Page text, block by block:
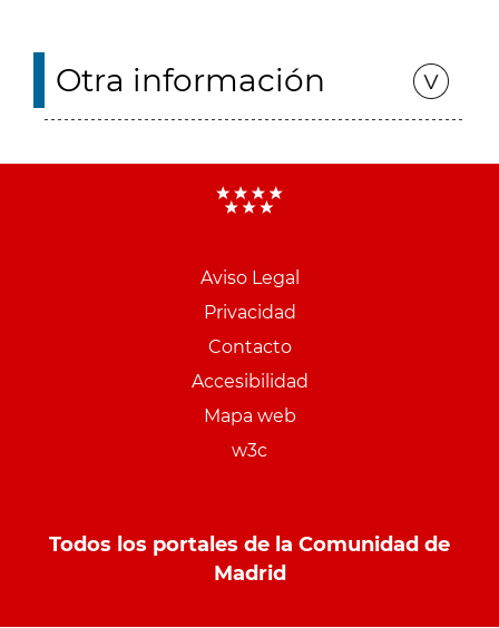
Otra información
Aviso Legal
Privacidad
Contacto
Accesibilidad
Mapa web
w3c
Todos los portales de la Comunidad de
Madrid